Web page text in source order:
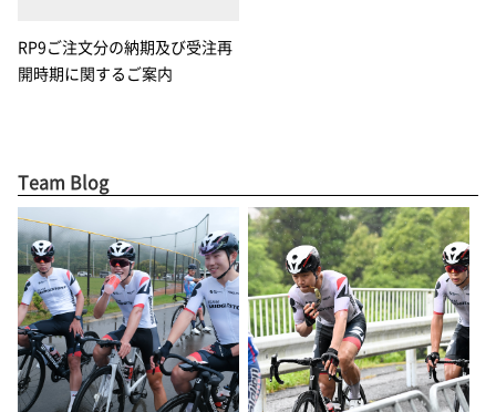
RP9ご注文分の納期及び受注再
開時期に関するご案内
Team Blog